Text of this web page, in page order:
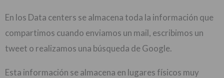
En los Data centers se almacena toda la información que
compartimos cuando enviamos un mail, escribimos un
tweet o realizamos una búsqueda de Google.
Esta información se almacena en lugares físicos muy